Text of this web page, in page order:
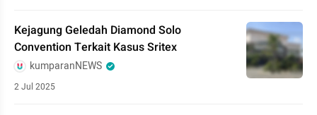
Kejagung Geledah Diamond Solo
Convention Terkait Kasus Sritex
kumparanNEWS
2 Jul 2025